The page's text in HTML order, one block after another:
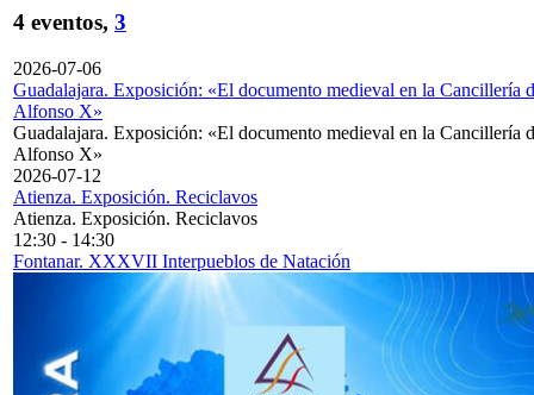
4 eventos, 3
2026-07-06
Guadalajara. Exposición: «El documento medieval en la Cancillería
Alfonso X»
Guadalajara. Exposición: «El documento medieval en la Cancillería
Alfonso X»
2026-07-12
Atienza. Exposición. Reciclavos
Atienza. Exposición. Reciclavos
12:30 - 14:30
Fontanar. XXXVII Interpueblos de Natación